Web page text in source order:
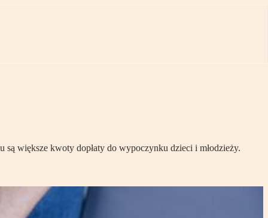
większe kwoty dopłaty do wypoczynku dzieci i młodzieży.